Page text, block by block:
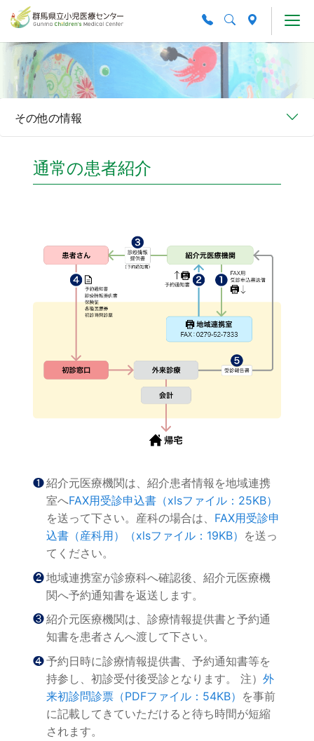
Skip to main content
その他の情報
通常の患者紹介
❶紹介元医療機関は、紹介患者情報を地域連携
室へFAX用受診申込書（xlsファイル：25KB）
を送って下さい。産科の場合は、 FAX用受診申
込書（産科用）（xlsファイル：19KB） を送っ
てください。
❷地域連携室が診療科へ確認後、紹介元医療機
関へ予約通知書を返送します。
❸紹介元医療機関は、診療情報提供書と予約通
知書を患者さんへ渡して下さい。
❹予約日時に診療情報提供書、予約通知書等を
持参し、初診受付後受診となります。 注）外
来初診問診票（PDFファイル：54KB） を事前
に記載してきていただけると待ち時間が短縮
されます。